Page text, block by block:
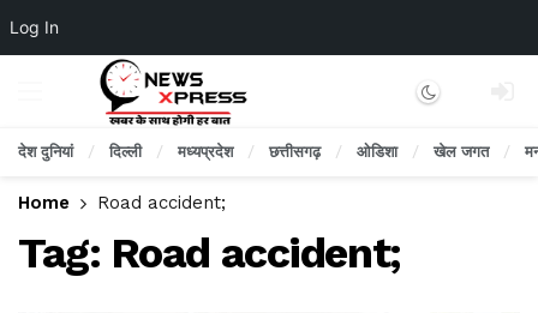
Log In
Dark mode
देश दुनियां दिल्ली मध्यप्रदेश छत्तीसगढ़ ओडिशा खेल जगत
Home Road accident;
Tag: Road accident;